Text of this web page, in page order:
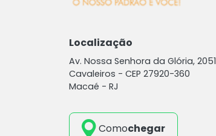
Localização
Av. Nossa Senhora da Glória, 2051
Cavaleiros - CEP 27920-360
Macaé - RJ
Comochegar